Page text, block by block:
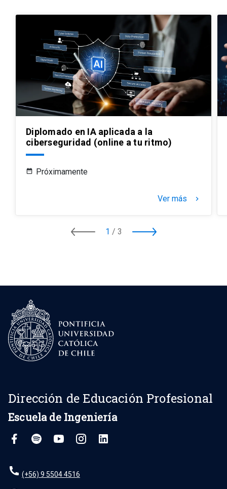
Diplomado en IA aplicada a la
ciberseguridad (online a tu ritmo)
Próximamente
Ver más keyboard_arrow_right
1 / 3
Dirección de Educación Profesional
Escuela de Ingeniería
(+56) 9 5504 4516